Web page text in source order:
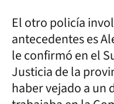
El otro policía
antecedentes es
le confirmó en el
Justicia de la
haber vejado a un